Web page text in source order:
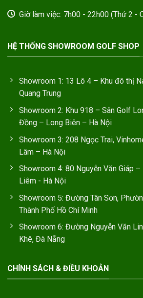
Giờ làm việc: 7h00 - 22h00 (Thứ 2 -
HỆ THỐNG SHOWROOM GOLF SHOP
Showroom 1: 13 Lô 4 – Khu đô thị
Quang Trung
Showroom 2: Khu 918 – Sân Golf
Đồng – Long Biên – Hà Nội
Showroom 3: 208 Ngọc Trai,
Lâm – Hà Nội
Showroom 4: 80 Nguyễn Văn Giáp
Liêm - Hà Nội
Showroom 5: Đường Tân Sơn,
Thành Phố Hồ Chí Minh
Showroom 6: Đường Nguyễn Văn
Khê, Đà Nẵng
CHÍNH SÁCH & ĐIỀU KHOẢN